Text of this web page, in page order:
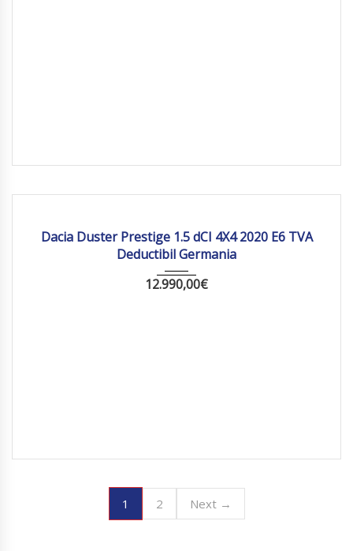
Dacia Duster Prestige 1.5 dCI 4X4 2020 E6 TVA
Deductibil Germania
12.990,00€
1 2 Next →